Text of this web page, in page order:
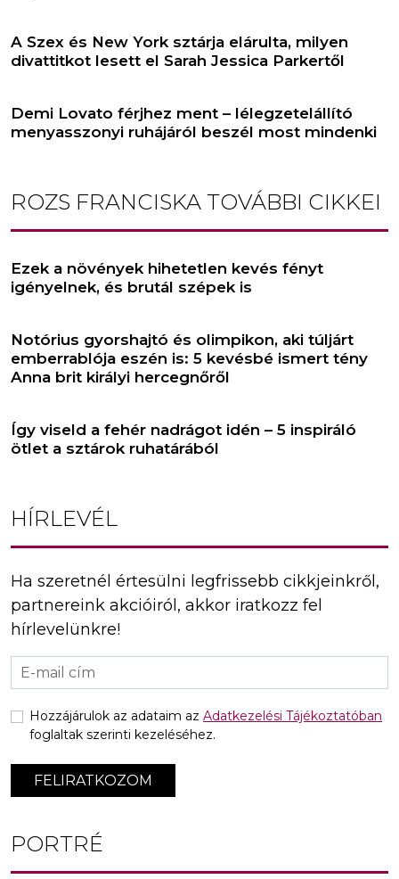
A Szex és New York sztárja elárulta, milyen
divattitkot lesett el Sarah Jessica Parkertől
Demi Lovato férjhez ment – lélegzetelállító
menyasszonyi ruhájáról beszél most mindenki
ROZS FRANCISKA TOVÁBBI CIKKEI
Ezek a növények hihetetlen kevés fényt
igényelnek, és brutál szépek is
Notórius gyorshajtó és olimpikon, aki túljárt
emberrablója eszén is: 5 kevésbé ismert tény
Anna brit királyi hercegnőről
Így viseld a fehér nadrágot idén – 5 inspiráló
ötlet a sztárok ruhatárából
HÍRLEVÉL
Ha szeretnél értesülni legfrissebb cikkjeinkről,
partnereink akcióiról, akkor iratkozz fel
hírlevelünkre!
FELIRATKOZOM
Hozzájárulok az adataim az Adatkezelési Tájékoztatóban
foglaltak szerinti kezeléséhez.
PORTRÉ